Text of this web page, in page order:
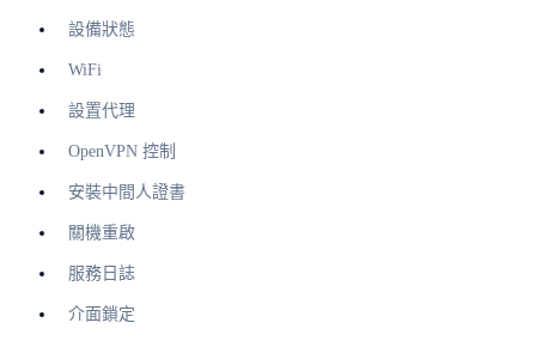
設備狀態
WiFi
設置代理
OpenVPN 控制
安裝中間人證書
關機重啟
服務日誌
介面鎖定